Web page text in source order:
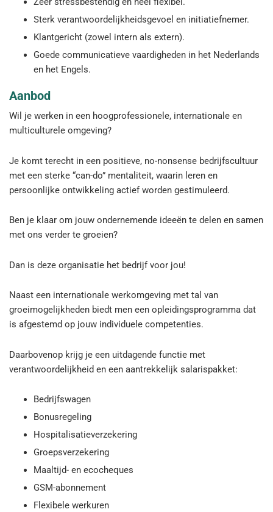
Sterk verantwoordelijkheidsgevoel en initiatiefnemer.
Klantgericht (zowel intern als extern).
Goede communicatieve vaardigheden in het Nederlands
en het Engels.
Aanbod
Wil je werken in een hoogprofessionele, internationale en
multiculturele omgeving?
Je komt terecht in een positieve, no-nonsense bedrijfscultuur
met een sterke “can-do” mentaliteit, waarin leren en
persoonlijke ontwikkeling actief worden gestimuleerd.
Ben je klaar om jouw ondernemende ideeën te delen en samen
met ons verder te groeien?
Dan is deze organisatie het bedrijf voor jou!
Naast een internationale werkomgeving met tal van
groeimogelijkheden biedt men een opleidingsprogramma dat
is afgestemd op jouw individuele competenties.
Daarbovenop krijg je een uitdagende functie met
verantwoordelijkheid en een aantrekkelijk salarispakket:
Bedrijfswagen
Bonusregeling
Hospitalisatieverzekering
Groepsverzekering
Maaltijd- en ecocheques
GSM-abonnement
Flexibele werkuren